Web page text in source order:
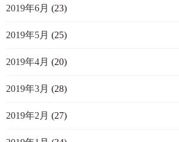
2019年6月 (23)
2019年5月 (25)
2019年4月 (20)
2019年3月 (28)
2019年2月 (27)